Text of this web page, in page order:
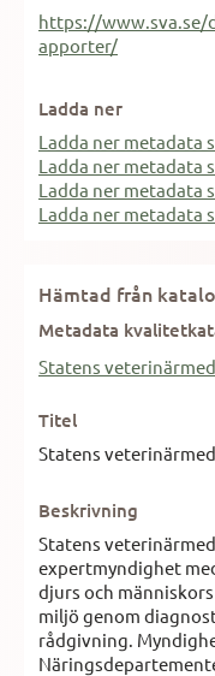
https://www.sva.se/
apporter/
Ladda ner
Ladda ner metadata
Ladda ner metadata
Ladda ner metadata
Ladda ner metadata
Hämtad från
Metadata
Statens
Titel
Statens
Beskrivning
Statens
expertmyndighet
djurs och
miljö genom
rådgivning.